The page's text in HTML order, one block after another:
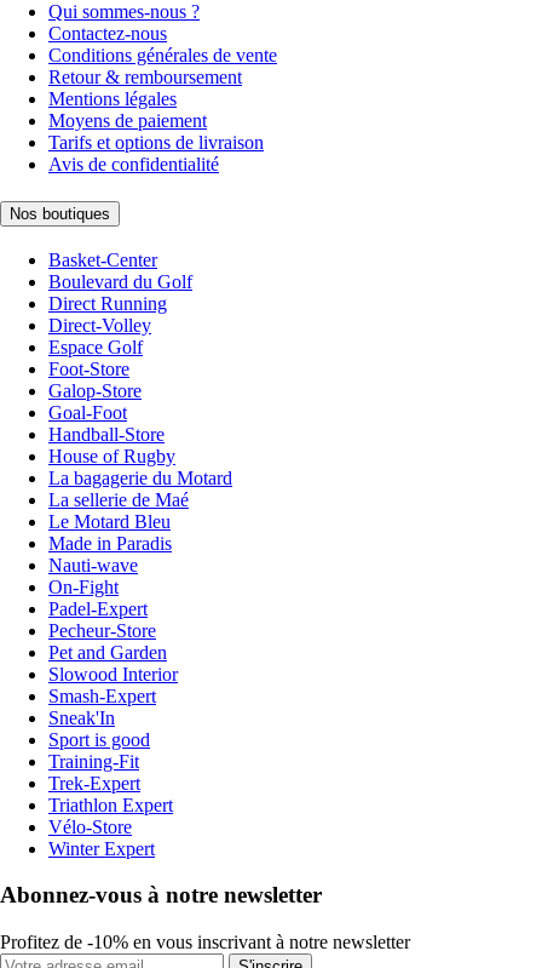
Qui sommes-nous ?
Contactez-nous
Conditions générales de vente
Retour & remboursement
Mentions légales
Moyens de paiement
Tarifs et options de livraison
Avis de confidentialité
Nos boutiques
Basket-Center
Boulevard du Golf
Direct Running
Direct-Volley
Espace Golf
Foot-Store
Galop-Store
Goal-Foot
Handball-Store
House of Rugby
La bagagerie du Motard
La sellerie de Maé
Le Motard Bleu
Made in Paradis
Nauti-wave
On-Fight
Padel-Expert
Pecheur-Store
Pet and Garden
Slowood Interior
Smash-Expert
Sneak'In
Sport is good
Training-Fit
Trek-Expert
Triathlon Expert
Vélo-Store
Winter Expert
Abonnez-vous à notre newsletter
Profitez de -10% en vous inscrivant à notre newsletter